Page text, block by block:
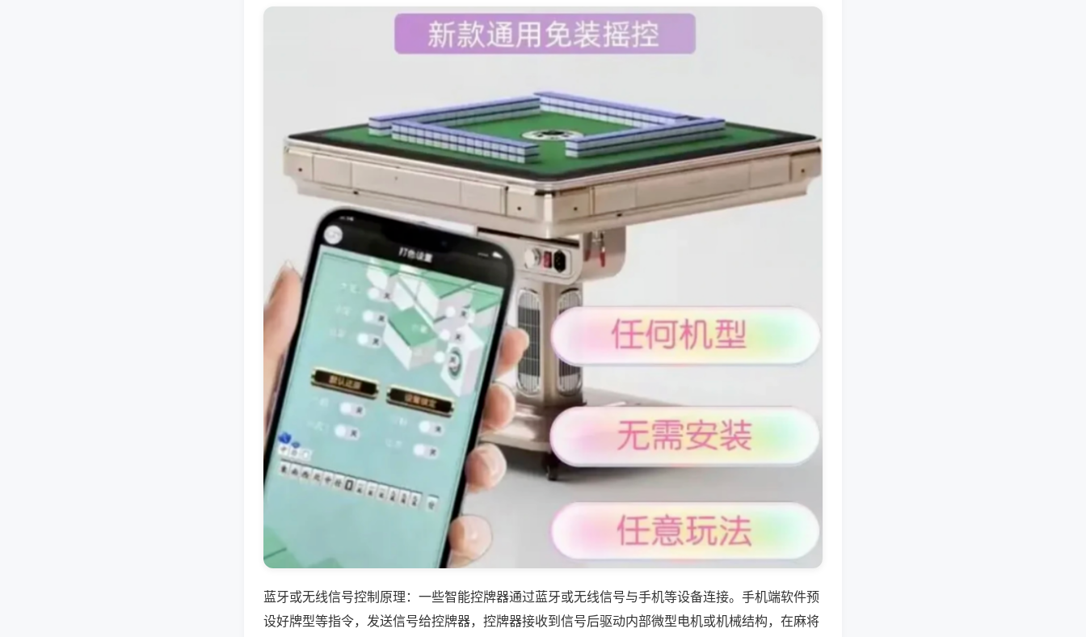
蓝牙或无线信号控制原理：一些智能控牌器通过蓝牙或无线信号与手机等设备连接。手机端软件预
设好牌型等指令，发送信号给控牌器，控牌器接收到信号后驱动内部微型电机或机械结构，在麻将